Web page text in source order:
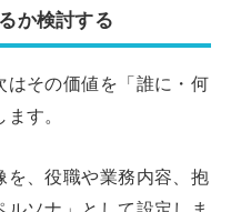
か検討する
はその価値を「誰に・何
す。
を、役職や業務内容、抱